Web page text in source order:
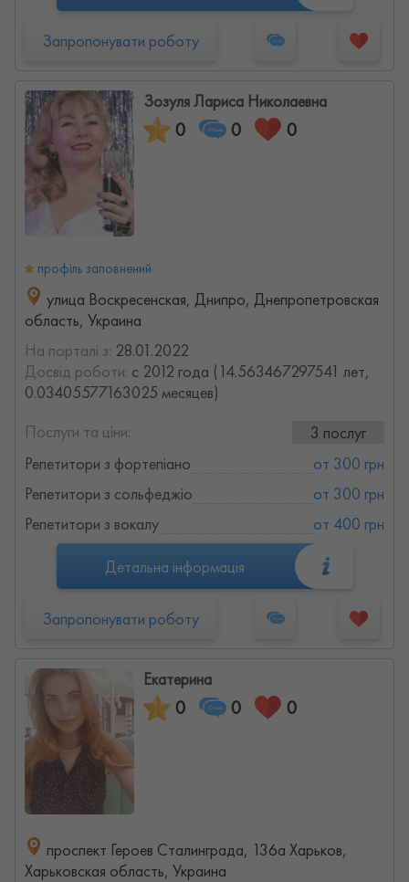
Запропонувати роботу
Зозуля Лариса Николаевна
0 0 0
профіль заповнений
улица Воскресенская, Днипро, Днепропетровская
область, Украина
На порталі з: 28.01.2022
Досвід роботи: с 2012 года (14.563467297541 лет,
0.03405577163025 месяцев)
Послуги та ціни:
3 послуг
Репетитори з фортепіано
от 300 грн
Репетитори з сольфеджіо
от 300 грн
Репетитори з вокалу
от 400 грн
Детальна інформація
Запропонувати роботу
Екатерина
0 0 0
проспект Героев Сталинграда, 136а Харьков,
Харьковская область, Украина